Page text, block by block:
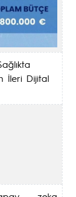
İleri Dijital